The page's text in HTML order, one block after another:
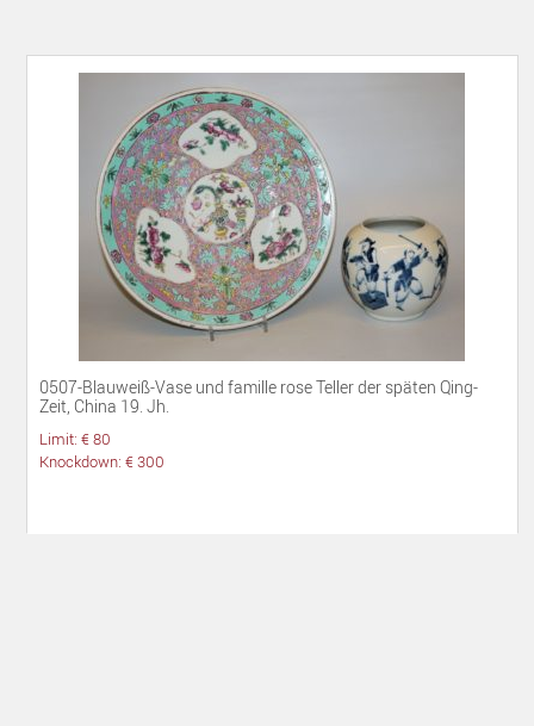
0507-Blauweiß-Vase und famille rose Teller der späten Qing-
Zeit, China 19. Jh.
Limit: € 80
Knockdown: € 300